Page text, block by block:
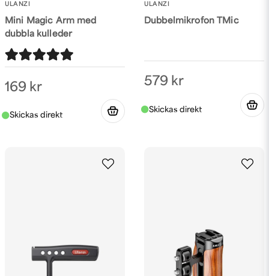
ULANZI
Mini Magic Arm med
dubbla kulleder
169 kr
ULANZI
Dubbelmikrofon TMic
579 kr
Jag kör själv med en app som heter Elegant
teleprompter, den finns i betal och gratis variant.
Jag kör med den nästan dagligen och är riktigt nöjd!
Alex - Kaffebrus